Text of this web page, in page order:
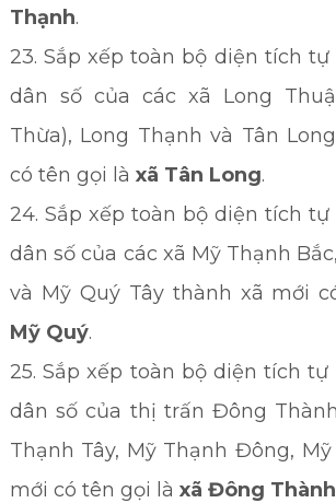
Thạnh.
23. Sắp xếp toàn bộ diện tích
dân số của các xã Long
Thừa), Long Thạnh và Tân
có tên gọi là xã Tân Long.
24. Sắp xếp toàn bộ diện tích
dân số của các xã Mỹ Thạnh
và Mỹ Quý Tây thành xã mới
Mỹ Quý.
25. Sắp xếp toàn bộ diện tích
dân số của thị trấn Đông
Thạnh Tây, Mỹ Thạnh Đông,
mới có tên gọi là xã Đông Thành